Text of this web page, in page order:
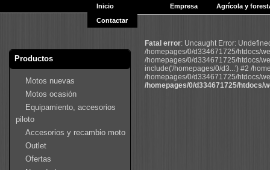
Inicio Empresa
Agrícola y
Contactar
Productos
Motos nuevas
Motos ocasión
Equipamiento, accesorios
piloto
Accesorios y recambio moto
Outlet
Ofertas
Fatal error: Uncaught Error:
/homepages/0/d334671725/htdocs/
/homepages/0/d334671725/htdocs/
include('/homepages/0/d3...') #2 /
/homepages/0/d334671725/htdocs/
/homepages/0/d334671725/htdocs/